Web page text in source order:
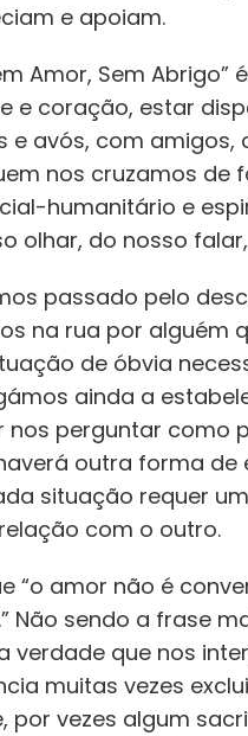
e apoiam.
Amor, Sem
e coração, estar
e avós, com amigos,
nos cruzamos de
humanitário e
olhar, do nosso
passado pelo
na rua por alguém
de óbvia
ainda a
nos perguntar como
outra forma
situação requer
com o outro.
“o amor não é
Não sendo a frase
verdade que nos
muitas vezes
por vezes algum